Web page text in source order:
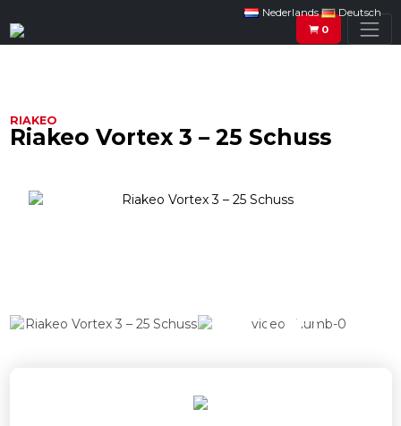
Nederlands
Deutsch
0
RIAKEO
Riakeo Vortex 3 – 25 Schuss